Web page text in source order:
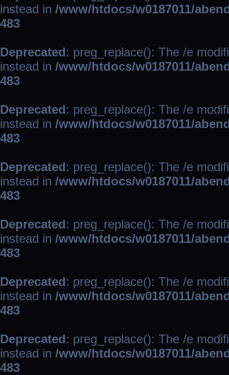
instead in /www/htdocs/w0187011/
483
Deprecated: preg_replace(): The /e
instead in /www/htdocs/w0187011/
483
Deprecated: preg_replace(): The /e
instead in /www/htdocs/w0187011/
483
Deprecated: preg_replace(): The /e
instead in /www/htdocs/w0187011/
483
Deprecated: preg_replace(): The /e
instead in /www/htdocs/w0187011/
483
Deprecated: preg_replace(): The /e
instead in /www/htdocs/w0187011/
483
Deprecated: preg_replace(): The /e
instead in /www/htdocs/w0187011/
483